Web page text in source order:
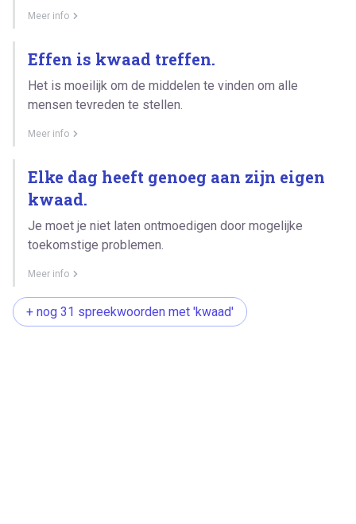
Meer info
Effen is kwaad treffen.
Het is moeilijk om de middelen te vinden om alle
mensen tevreden te stellen.
Meer info
Elke dag heeft genoeg aan zijn eigen
kwaad.
Je moet je niet laten ontmoedigen door mogelijke
toekomstige problemen.
Meer info
+ nog 31 spreekwoorden met 'kwaad'